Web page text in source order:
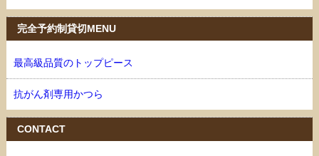
完全予約制貸切MENU
最高級品質のトップピース
抗がん剤専用かつら
CONTACT